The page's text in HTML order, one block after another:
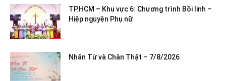
TP.HCM – Khu vực 6: Chương trình Bồi linh –
Hiệp nguyện Phụ nữ
Nhân Từ và Chân Thật – 7/8/2026